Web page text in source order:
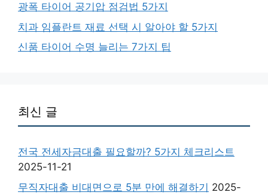
광폭 타이어 공기압 점검법 5가지
치과 임플란트 재료 선택 시 알아야 할 5가지
신품 타이어 수명 늘리는 7가지 팁
최신 글
전국 전세자금대출 필요할까? 5가지 체크리스트
2025-11-21
무직자대출 비대면으로 5분 만에 해결하기 2025-